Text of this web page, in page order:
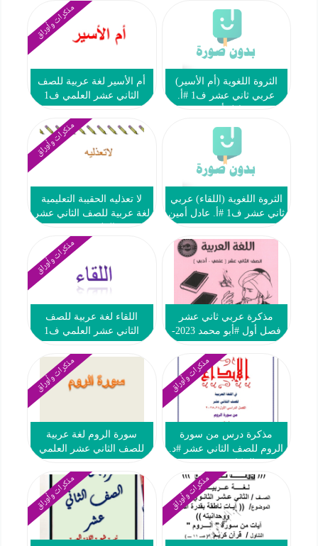
الثروة اللغوية (أم الأسير)
عربي ثاني عشر ف1 #أ.
مذكرات وأوراق
أم الأسير لغة عربية للصف
الثاني عشر العلمي ف1
الثروة اللغوية (اللقاء) عربي
ثاني عشر ف1 #أ. عادل أمين
مذكرات وأوراق
لا تعذليه الحقيبة التعليمية
لغة عربية للصف الثاني عشر
مذكرة عربي ثاني عشر
فصل أول #أبو محمد 2023-
مذكرات وأوراق
اللقاء لغة عربية للصف
الثاني عشر العلمي ف1
مذكرات وأوراق
مذكرة درس من سورة
الروم للصف الثاني عشر #د.
مذكرات وأوراق
سورة الروم لغة عربية
للصف الثاني عشر العلمي
مذكرات وأوراق مذكرات وأوراق